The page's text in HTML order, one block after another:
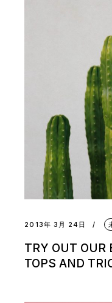
2013年 3月 24日
TRY OUT OUR
TOPS AND